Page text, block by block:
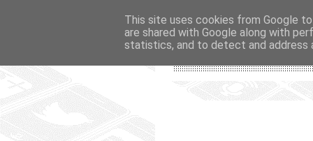
This site uses cookies from Google
are shared with Google along with
statistics, and to detect and address